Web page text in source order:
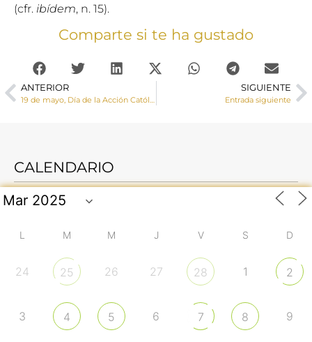
(cfr. ibídem, n. 15).
Comparte si te ha gustado
ANTERIOR
19 de mayo, Día de la Acción Católica y del Apostolado Seglar: «Laicos por vocación, llamados a la misión»
SIGUIENTE
Entrada siguiente
CALENDARIO
L M M J V S D
24 25 26 27 28 1 2
3 4 5 6 7 8 9